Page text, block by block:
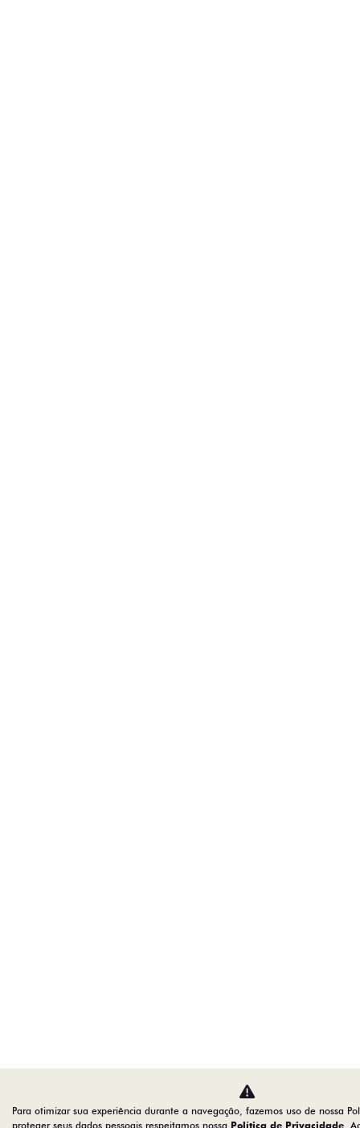
Para otimizar sua experiência durante a navegação, fazemos uso de nossa
proteger seus dados pessoais respeitamos nossa Política de Privacidade .